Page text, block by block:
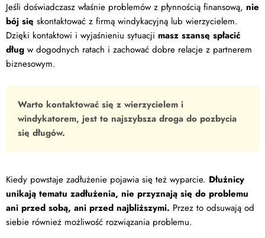
Jeśli doświadczasz właśnie problemów z płynnością finansową, nie
bój się skontaktować z firmą windykacyjną lub wierzycielem.
Dzięki kontaktowi i wyjaśnieniu sytuacji masz szansę spłacić
dług w dogodnych ratach i zachować dobre relacje z partnerem
biznesowym.
Warto kontaktować się z wierzycielem i
windykatorem, jest to najszybsza droga do pozbycia
się długów.
Kiedy powstaje zadłużenie pojawia się też wyparcie. Dłużnicy
unikają tematu zadłużenia, nie przyznają się do problemu
ani przed sobą, ani przed najbliższymi. Przez to odsuwają od
siebie również możliwość rozwiązania problemu.